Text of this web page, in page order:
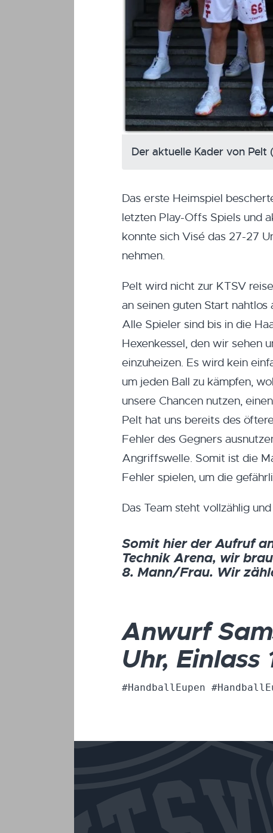
Der aktuelle Kader von Pelt
Das erste Heimspiel
letzten Play-Offs Spiels und
konnte sich Visé das 27-27
nehmen.
Pelt wird nicht zur KTSV
an seinen guten Start
Alle Spieler sind bis in die
Hexenkessel, den wir sehen
einzuheizen. Es wird kein
um jeden Ball zu kämpfen,
unsere Chancen nutzen,
Pelt hat uns bereits des
Fehler des Gegners
Angriffswelle. Somit ist die
Fehler spielen, um die
Das Team steht vollzählig
Somit hier der Aufruf
Technik Arena, wir
8. Mann/Frau. Wir
Anwurf
Uhr,
#HandballEupen